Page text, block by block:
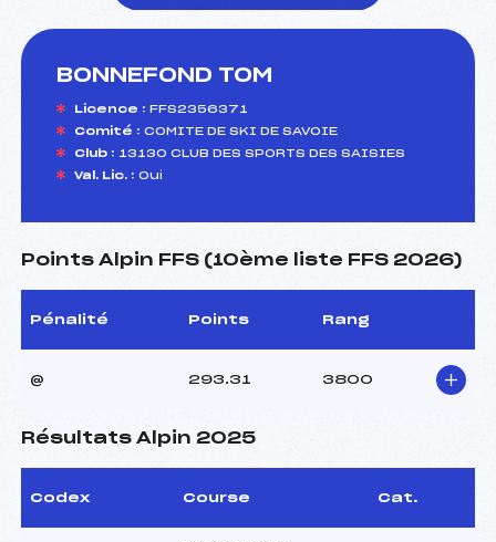
BONNEFOND TOM
Licence : FFS2356371
Comité : COMITE DE SKI DE SAVOIE
Club : 13130 CLUB DES SPORTS DES SAISIES
Val. Lic. : Oui
Points Alpin FFS (10ème liste FFS 2026)
Pénalité Points Rang
@ 293.31 3800
Résultats Alpin 2025
Codex Course Cat.